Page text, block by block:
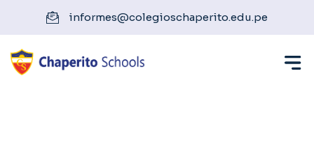
informes@colegioschaperito.edu.pe